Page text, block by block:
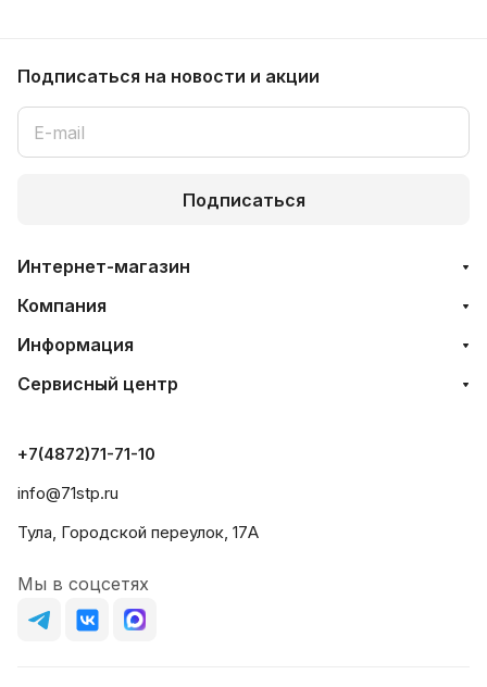
Подписаться на новости и акции
Подписаться
Интернет-магазин
Компания
Информация
Сервисный центр
+7(4872)71-71-10
info@71stp.ru
Тула, Городской переулок, 17А
Мы в соцсетях